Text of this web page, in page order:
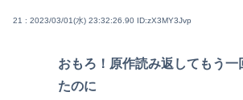
21 : 2023/03/01(水) 23:32:26.90 ID:zX3MY3Jvp
おもろ！原作読み返してもう一
たのに